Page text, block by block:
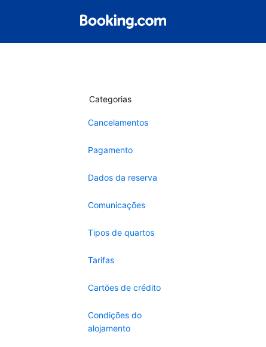
Categorias
Cancelamentos
Pagamento
Dados da reserva
Comunicações
Tipos de quartos
Tarifas
Cartões de crédito
Condições do
alojamento